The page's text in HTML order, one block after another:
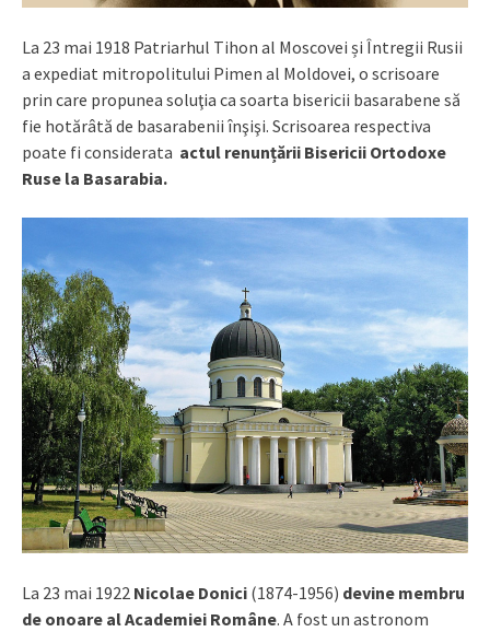
La 23 mai 1918 Patriarhul Tihon al Moscovei și Întregii Rusii
a expediat mitropolitului Pimen al Moldovei, o scrisoare
prin care propunea soluţia ca soarta bisericii basarabene să
fie hotărâtă de basarabenii înşişi. Scrisoarea respectiva
poate fi considerata actul renunțării Bisericii Ortodoxe
Ruse la Basarabia.
La 23 mai 1922 Nicolae Donici (1874-1956) devine membru
de onoare al Academiei Române. A fost un astronom